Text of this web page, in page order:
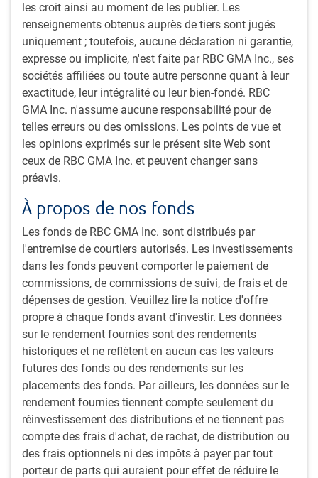
les croit ainsi au moment de les publier. Les
renseignements obtenus auprès de tiers sont jugés
uniquement ; toutefois, aucune déclaration ni garantie,
expresse ou implicite, n'est faite par RBC GMA Inc., ses
sociétés affiliées ou toute autre personne quant à leur
exactitude, leur intégralité ou leur bien-fondé. RBC
GMA Inc. n'assume aucune responsabilité pour de
telles erreurs ou des omissions. Les points de vue et
les opinions exprimés sur le présent site Web sont
ceux de RBC GMA Inc. et peuvent changer sans
préavis.
À propos de nos fonds
Les fonds de RBC GMA Inc. sont distribués par
l'entremise de courtiers autorisés. Les investissements
dans les fonds peuvent comporter le paiement de
commissions, de commissions de suivi, de frais et de
dépenses de gestion. Veuillez lire la notice d'offre
propre à chaque fonds avant d'investir. Les données
sur le rendement fournies sont des rendements
historiques et ne reflètent en aucun cas les valeurs
futures des fonds ou des rendements sur les
placements des fonds. Par ailleurs, les données sur le
rendement fournies tiennent compte seulement du
réinvestissement des distributions et ne tiennent pas
compte des frais d'achat, de rachat, de distribution ou
des frais optionnels ni des impôts à payer par tout
porteur de parts qui auraient pour effet de réduire le
Sous-catégories d’actifs spécialisés couvrant des
stratégies de rendement relatif, de rendement global et
de placements alternatifs
Investissement responsable
Notre équipe estime que les facteurs ESG peuvent avoir un
impact sur le rendement financier d’un émetteur à long
terme. Compte tenu du potentiel de hausse limité et des
risques de baisse potentiellement importants des
placements à revenu fixe, l’analyse fondée sur les critères
ESG se focalise sur les risques baissiers. Plus précisément,
une gestion déficiente des risques ESG peut causer des
inefficacités, des perturbations opérationnelles, des litiges
et des dommages réputationnels, compromettant la
capacité d’un émetteur à respecter ses engagements
financiers2.
L’intégration des critères ESG ne s’applique pas à un certain nombre de
fonds, de stratégies de placement, de catégories d’actifs, de positions et de
monétaire, des stratégies d’achat à long terme, des stratégies passives, de
certaines stratégies ou de certains fonds gérés par un sous-conseiller et de
certains instruments dérivés ou de change. Lorsque nos équipes de
placement intègrent les critères ESG, la pondération qui leur est attribuée
dans une décision de placement dépend de l’évaluation de l’incidence
potentielle de chaque critère ESG sur le rendement du titre ou du fonds visé.
Lorsque les critères ESG ne font pas partie des objectifs d’un fonds, ils
influencent rarement les décisions de placement, et parfois, ils ne jouent
aucun rôle dans le choix des placements.